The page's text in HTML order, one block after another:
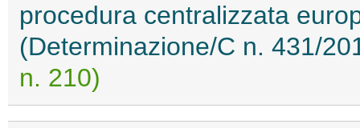
procedura centralizzata
(Determinazione/C n. 431/
n. 210)